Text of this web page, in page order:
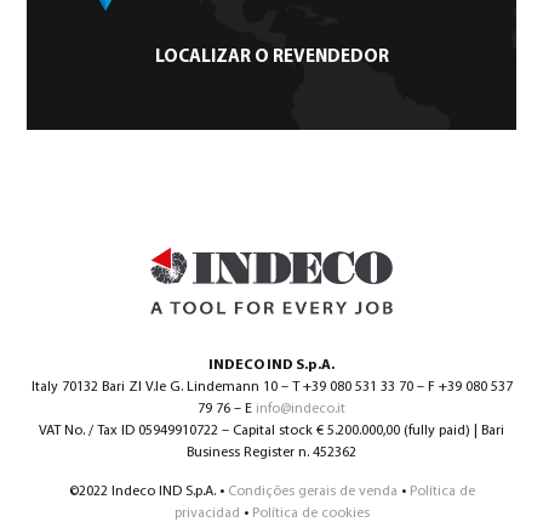
LOCALIZAR O REVENDEDOR
INDECO IND S.p.A.
Italy 70132 Bari ZI V.le G. Lindemann 10 – T +39 080 531 33 70 – F +39 080 537
79 76 – E info@indeco.it
VAT No. / Tax ID 05949910722 – Capital stock € 5.200.000,00 (fully paid) | Bari
Business Register n. 452362
©2022 Indeco IND S.p.A. • Condições gerais de venda • Política de
privacidad • Política de cookies